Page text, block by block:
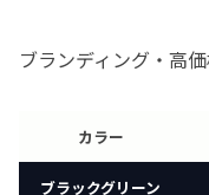
ブランディング・高
カラー
ブラックグリーン